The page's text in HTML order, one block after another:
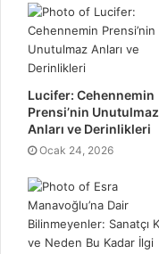
Lucifer: Cehennemin
Prensi’nin Unutulmaz
Anları ve Derinlikleri
Ocak 24, 2026